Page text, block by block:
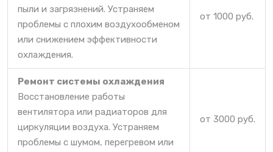
пыли и загрязнений. Устраняем
проблемы с плохим воздухообменом
или снижением эффективности
охлаждения.
от 1000 руб.
Ремонт системы охлаждения
Восстановление работы
вентилятора или радиаторов для
циркуляции воздуха. Устраняем
проблемы с шумом, перегревом или
от 3000 руб.